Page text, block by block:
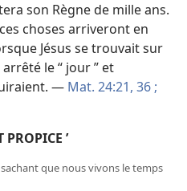
son Règne de mille ans.
choses arriveront en
Jésus se trouvait sur
le “ jour ” et
— Mat. 24:21, 36 ;
’
que nous vivons le temps